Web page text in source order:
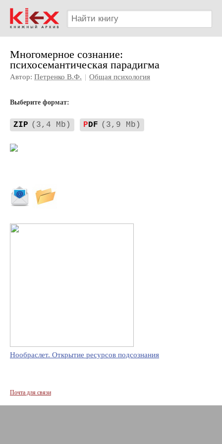
Многомерное сознание:
психосемантическая парадигма
Автор: Петренко В.Ф. | Общая психология
Выберите формат:
ZIP (3,4 Mb) PDF (3,9 Mb)
Нообраслет. Открытие ресурсов подсознания
Почта для связи